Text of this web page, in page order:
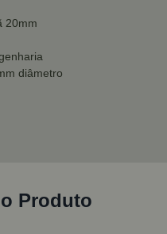
20mm
diâmetro
Produto